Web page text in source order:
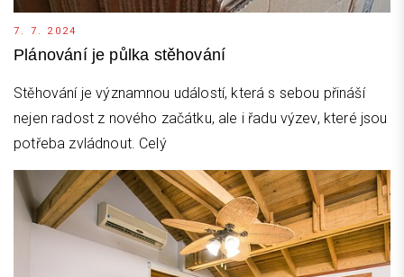
7. 7. 2024
Plánování je půlka stěhování
Stěhování je významnou událostí, která s sebou přináší
nejen radost z nového začátku, ale i řadu výzev, které jsou
potřeba zvládnout. Celý